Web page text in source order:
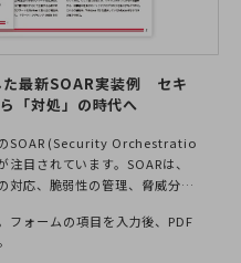
テナビリティ
最新SOAR実装例
セキ
「対処」の時代へ
SOAR (Security Orchestratio
されています。SOARは、
対応、脆弱性の管理、脅威分析
効果絶大なSOARの導入ガイド
フォームの項目を入力後、PDF